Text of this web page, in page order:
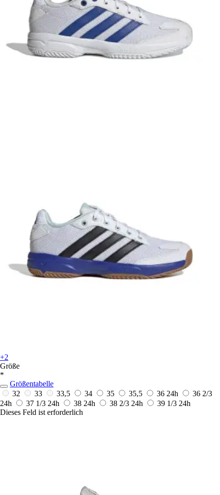
+2
Größe
*
Größentabelle
32
33 33,5 34 35 35,5 36 24h
36 2/3
24h
37 1/3 24h 38 24h 38 2/3 24h 39 1/3 24h
Dieses Feld ist erforderlich